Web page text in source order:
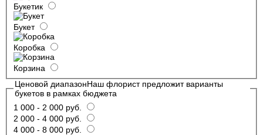
Букетик
Букет
Коробка
Корзина
Ценовой диапазонНаш флорист предложит варианты
букетов в рамках бюджета
1 000 - 2 000 руб.
2 000 - 4 000 руб.
4 000 - 8 000 руб.